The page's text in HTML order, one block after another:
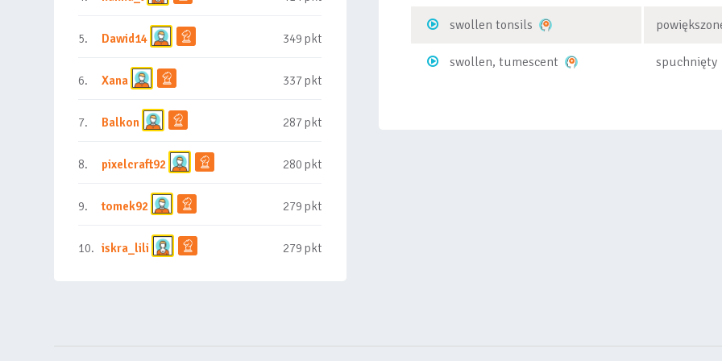
5. Dawid14 349 pkt
6. Xana 337 pkt
7. Balkon 287 pkt
8. pixelcraft92 280 pkt
9. tomek92 279 pkt
10. iskra_lili 279 pkt
swollen tonsils
swollen, tumescent spuchnięty